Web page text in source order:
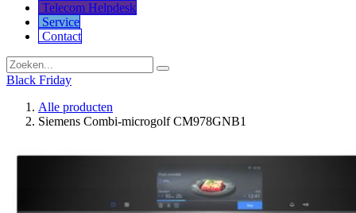
Telecom Helpdesk
Service
Co​​​​​​ntact
Black Friday
Alle producten
Siemens Combi-microgolf CM978GNB1